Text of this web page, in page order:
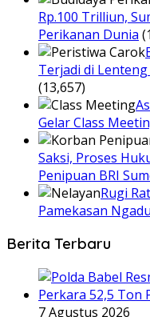
Rp.100 Trilliun,
Perikanan Dunia
Terjadi di
(13,657)
Gelar Class
Saksi, Proses
Penipuan BRI
Rugi
Pamekasan
Berita Terbaru
7 Agustus 2026